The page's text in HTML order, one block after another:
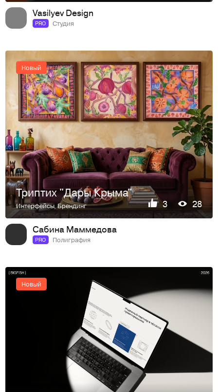
Vasilyev Design
PRO Студия
Новый
Триптих "Дары Крыма"
Интерфейсы,Брендинг 3 28
Сабина Маммедова
PRO Полиграфия
Новый